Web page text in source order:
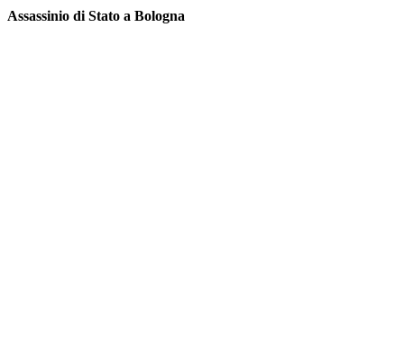
Assassinio di Stato a Bologna